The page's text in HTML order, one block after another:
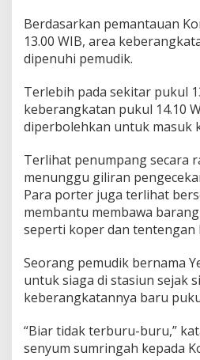
s
a
r
S
n
e
n
d
a
y
a
n
g
S
t
a
n
b
y
Berdasarkan pemantauan
13.00 WIB, area
dipenuhi pemudik.
Terlebih pada sekitar pukul
keberangkatan pukul 14.10
diperbolehkan untuk masuk
Terlihat penumpang secara
menunggu giliran
Para porter juga terlihat
membantu membawa
seperti koper dan tentengan
Seorang pemudik bernama
untuk siaga di stasiun sejak
keberangkatannya baru
“Biar tidak terburu-buru,”
senyum sumringah kepada